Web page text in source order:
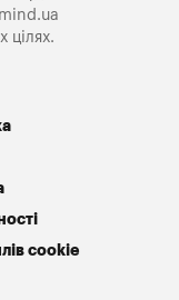
цілях.
cookie